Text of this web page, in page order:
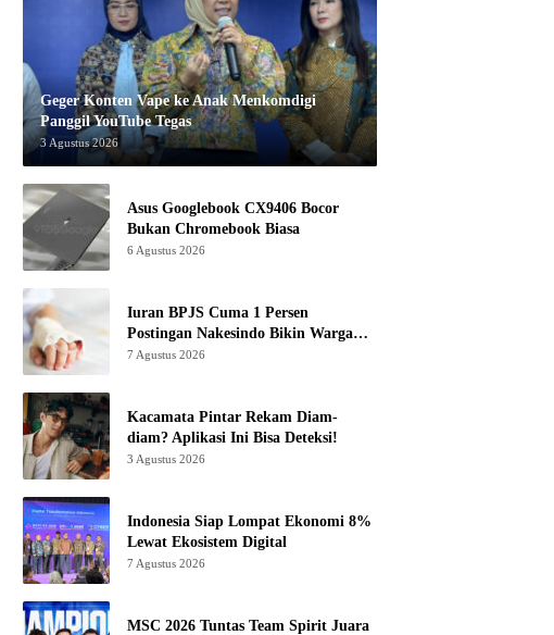
Geger Konten Vape ke Anak Menkomdigi
Panggil YouTube Tegas
3 Agustus 2026
Asus Googlebook CX9406 Bocor
Bukan Chromebook Biasa
6 Agustus 2026
Iuran BPJS Cuma 1 Persen
Postingan Nakesindo Bikin Warganet
Murka
7 Agustus 2026
Kacamata Pintar Rekam Diam-
diam? Aplikasi Ini Bisa Deteksi!
3 Agustus 2026
Indonesia Siap Lompat Ekonomi 8%
Lewat Ekosistem Digital
7 Agustus 2026
MSC 2026 Tuntas Team Spirit Juara